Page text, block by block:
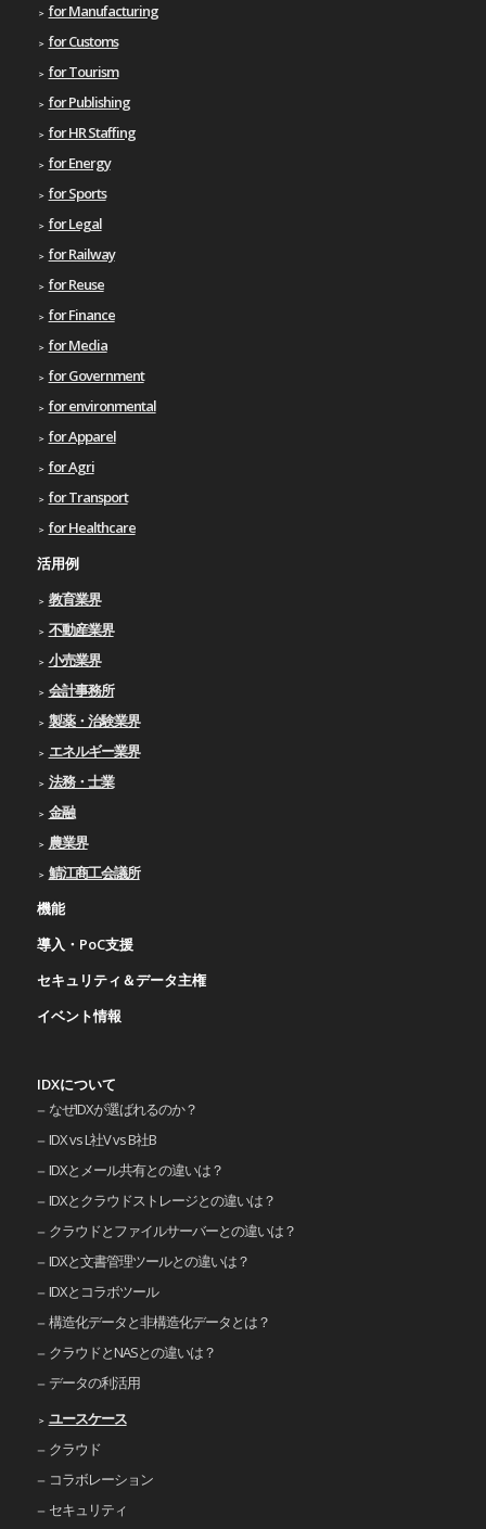
for Manufacturing
for Customs
for Tourism
for Publishing
for HR Staffing
for Energy
for Sports
for Legal
for Railway
for Reuse
for Finance
for Media
for Government
for environmental
for Apparel
for Agri
for Transport
for Healthcare
活用例
教育業界
不動産業界
小売業界
会計事務所
製薬・治験業界
エネルギー業界
法務・士業
金融
農業界
鯖江商工会議所
機能
導入・PoC支援
セキュリティ＆データ主権
イベント情報
IDXについて
なぜIDXが選ばれるのか？
IDX vs L社V vs B社B
IDXとメール共有との違いは？
IDXとクラウドストレージとの違いは？
クラウドとファイルサーバーとの違いは？
IDXと文書管理ツールとの違いは？
IDXとコラボツール
構造化データと非構造化データとは？
クラウドとNASとの違いは？
データの利活用
ユースケース
クラウド
コラボレーション
セキュリティ